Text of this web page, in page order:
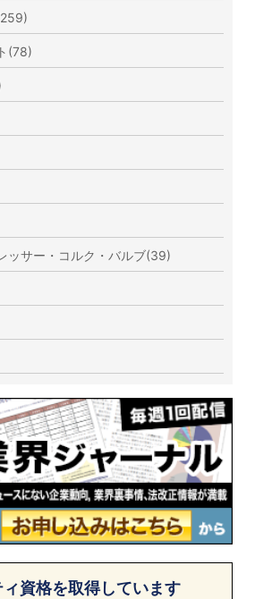
(78)
ッサー・コルク・バルブ(39)
資格を取得しています